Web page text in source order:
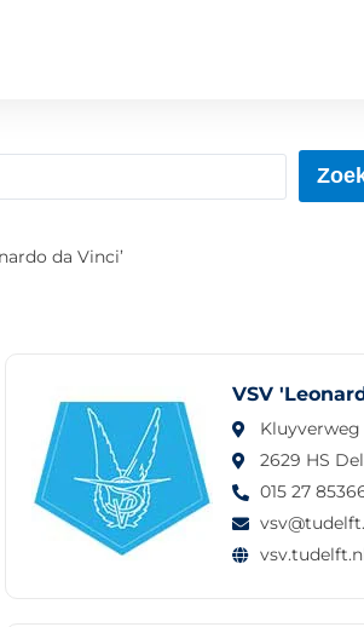
da Vinci’
VSV
Kluyverweg
2629 HS
015 27